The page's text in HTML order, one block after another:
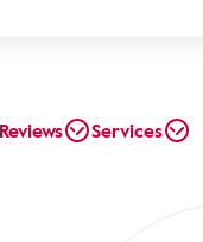
Reviews Services